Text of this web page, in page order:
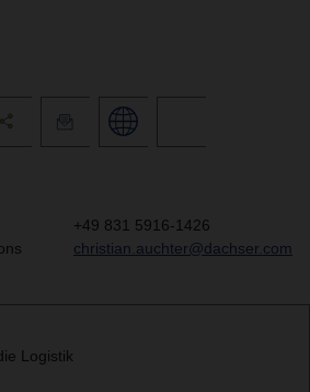
+49 831 5916-1426
christian.auchter@dachser.com
Logistik